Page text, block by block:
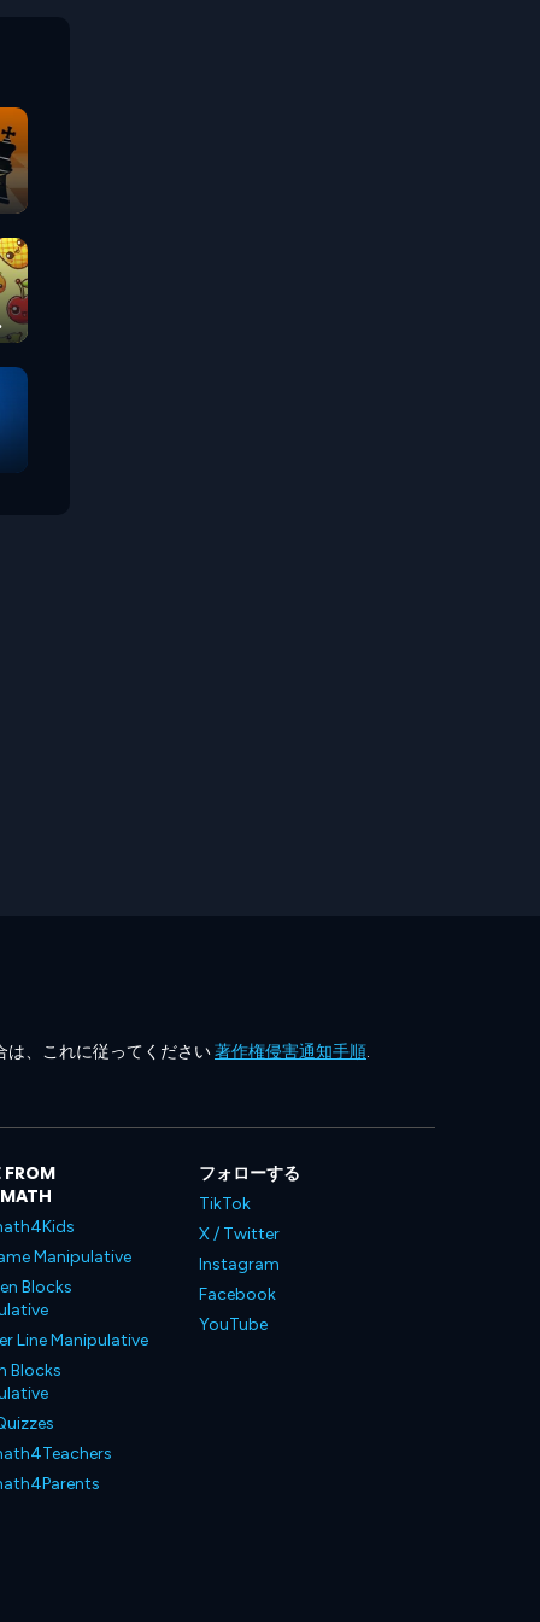
は、これに従ってください著作権侵害通知手順.
FROM
Manipulative
Blocks
Line Manipulative
Blocks
フォローする
TikTok
X / Twitter
Instagram
Facebook
YouTube